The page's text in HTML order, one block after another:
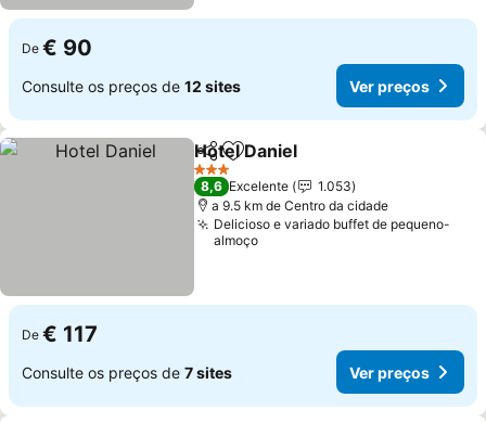
De € 90
Consulte os preços de 12 sites Ver preços
PartilharAdicionar aos favoritos
Hotel Daniel
3 Estrelas
8,6 Excelente
1.053
a 9.5 km de Centro da cidade
Delicioso e variado buffet de pequeno-
almoço
De € 117
Consulte os preços de 7 sites Ver preços